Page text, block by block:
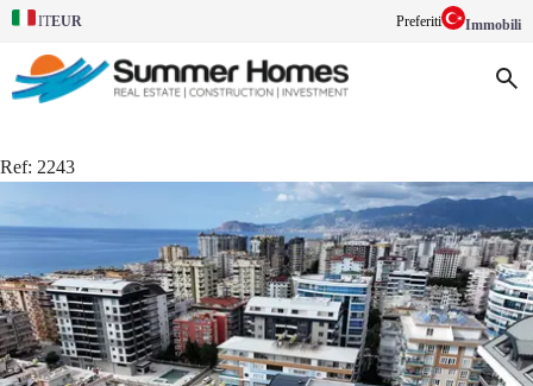
ITEUR Preferiti Immobili
Ref: 2243